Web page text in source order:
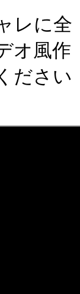
レに全
オ風作
ださい